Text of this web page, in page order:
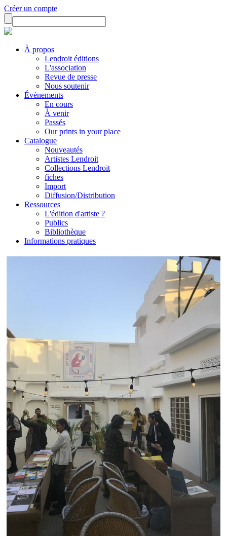
Créer un compte
À propos
Lendroit éditions
L'association
Revue de presse
Nous soutenir
Événements
En cours
À venir
Passés
Our prints in your place
Catalogue
Nouveautés
Artistes Lendroit
Collections Lendroit
fiches
Import
Diffusion/Distribution
Ressources
L'édition d'artiste ?
Publics
Bibliothèque
Informations pratiques